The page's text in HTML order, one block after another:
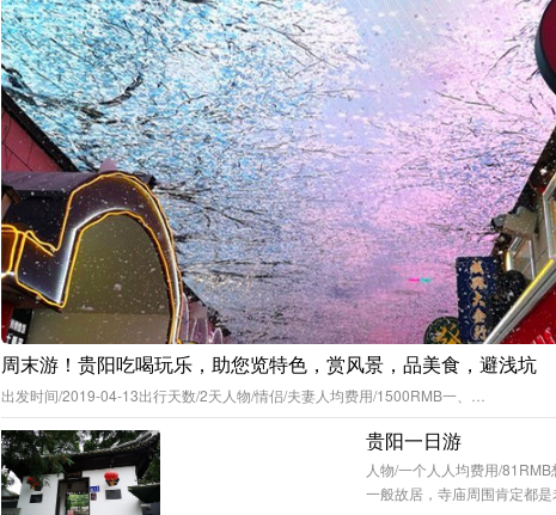
周末游！贵阳吃喝玩乐，助您览特色，赏风景，品美食，避浅坑
出发时间/2019-04-13出行天数/2天人物/情侣/夫妻人均费用/1500RMB一、…
贵阳一日游
人物/一个人人均费用/
一般故居，寺庙周围肯定都是